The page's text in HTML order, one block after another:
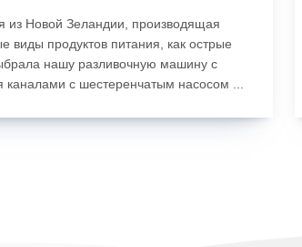
из Новой Зеландии, производящая
виды продуктов питания, как острые
нашу разливочную машину с
каналами с шестеренчатым насосом ...